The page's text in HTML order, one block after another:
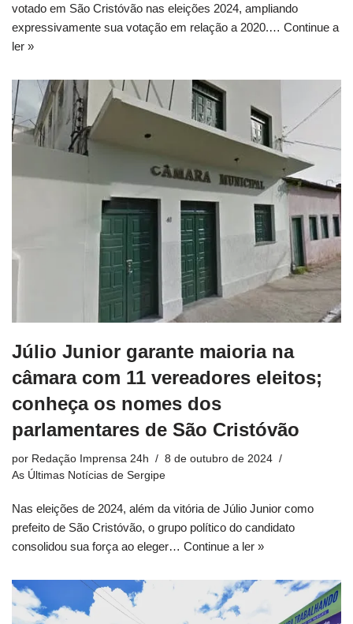
votado em São Cristóvão nas eleições 2024, ampliando
expressivamente sua votação em relação a 2020.… Continue a
ler »
Júlio Junior garante maioria na
câmara com 11 vereadores eleitos;
conheça os nomes dos
parlamentares de São Cristóvão
por Redação Imprensa 24h
8 de outubro de 2024
As Últimas Notícias de Sergipe
Nas eleições de 2024, além da vitória de Júlio Junior como
prefeito de São Cristóvão, o grupo político do candidato
consolidou sua força ao eleger… Continue a ler »